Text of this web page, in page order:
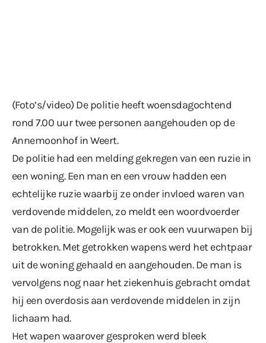
(Foto’s/video) De politie heeft woensdagochtend
rond 7.00 uur twee personen aangehouden op de
Annemoonhof in Weert.
De politie had een melding gekregen van een ruzie in
een woning. Een man en een vrouw hadden een
echtelijke ruzie waarbij ze onder invloed waren van
verdovende middelen, zo meldt een woordvoerder
van de politie. Mogelijk was er ook een vuurwapen bij
betrokken. Met getrokken wapens werd het echtpaar
uit de woning gehaald en aangehouden. De man is
vervolgens nog naar het ziekenhuis gebracht omdat
hij een overdosis aan verdovende middelen in zijn
lichaam had.
Het wapen waarover gesproken werd bleek